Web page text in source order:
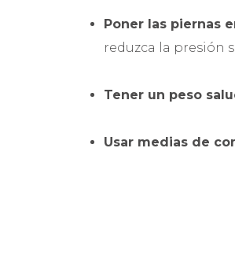
Poner las piernas
reduzca la presión
Tener un peso
Usar medias de